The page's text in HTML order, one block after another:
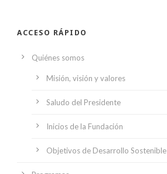
ACCESO RÁPIDO
Quiénes somos
Misión, visión y valores
Saludo del Presidente
Inicios de la Fundación
Objetivos de Desarrollo Sostenible